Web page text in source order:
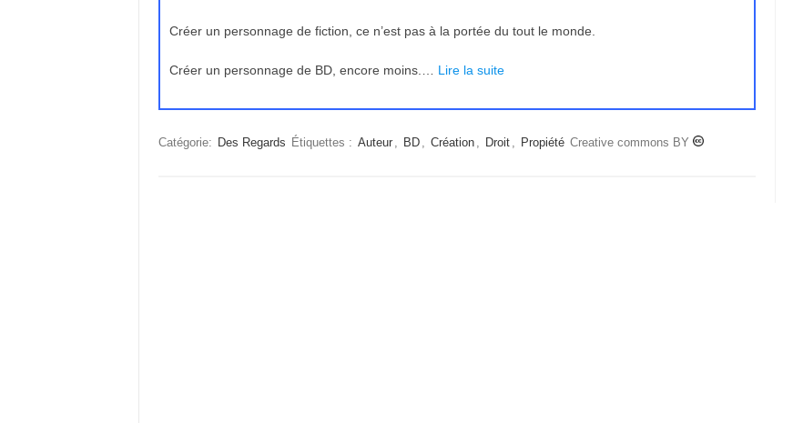
Créer un personnage de fiction, ce n’est pas à la portée du tout le monde.
Créer un personnage de BD, encore moins.… Lire la suite
Catégorie: Des Regards Étiquettes : Auteur , BD , Création , Droit , Propiété Creative commons BY